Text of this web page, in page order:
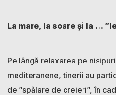
La mare, la soare și la …
Pe lângă relaxarea pe
mediteranene, tinerii au
de ”spălare de creieri”, în